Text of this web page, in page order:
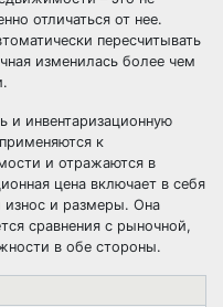
отличаться от нее.
пересчитывать
изменилась более чем
и инвентаризационную
к
и отражаются в
цена включает в себя
износ и размеры. Она
сравнения с рыночной,
в обе стороны.